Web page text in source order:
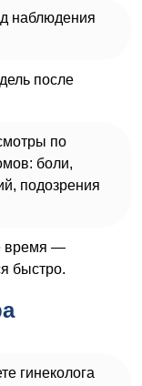
наблюдения
после
по
боли,
подозрения
время —
быстро.
гинеколога